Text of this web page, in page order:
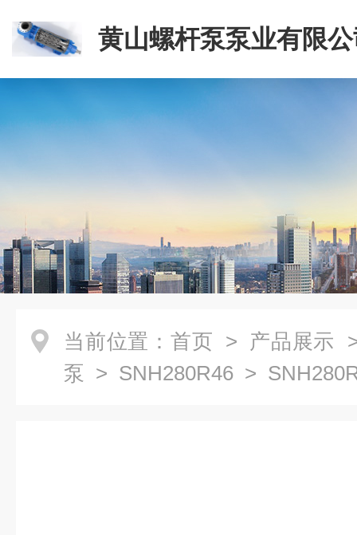
黄山螺杆泵泵业有限
当前位置： 首页 > 产品展示
泵 > SNH280R46 >